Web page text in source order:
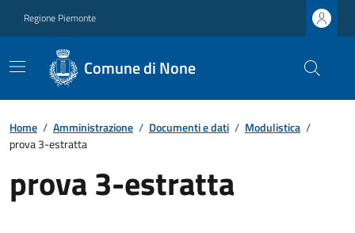
Regione Piemonte
Comune di None
Home / Amministrazione / Documenti e dati / Modulistica /
prova 3-estratta
prova 3-estratta